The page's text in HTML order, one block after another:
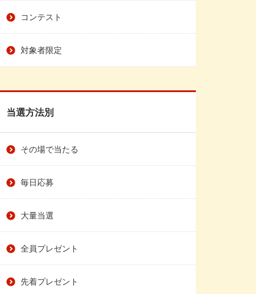
コンテスト
対象者限定
当選方法別
その場で当たる
毎日応募
大量当選
全員プレゼント
先着プレゼント